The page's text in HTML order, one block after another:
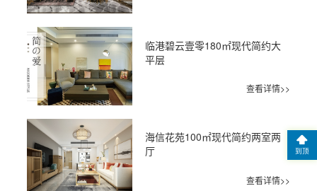
临港碧云壹零180㎡现代简约大
平层
查看详情>>
海信花苑100㎡现代简约两室两
厅
查看详情>>
到顶